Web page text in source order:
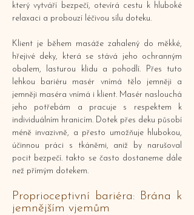
který vytváří bezpečí, otevírá cestu k hluboké
relaxaci a probouzí léčivou sílu doteku.
Klient je během masáže zahalený do měkké,
hřejivé deky, která se stává jeho ochranným
obalem, lasturou klidu a pohodlí. Přes tuto
lehkou bariéru masér vnímá tělo jemněji a
jemněji maséra vnímá i klient. Masér naslouchá
jeho potřebám a pracuje s respektem k
individuálním hranicím. Dotek přes deku působí
méně invazivně, a přesto umožňuje hlubokou,
účinnou práci s tkáněmi, aniž by narušoval
pocit bezpečí. takto se často dostaneme dále
než přímým dotekem.
Proprioceptivní bariéra: Brána k
jemnějším vjemům